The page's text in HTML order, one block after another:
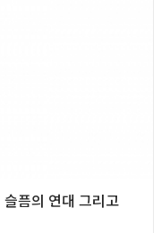
픔의 연대 그리고